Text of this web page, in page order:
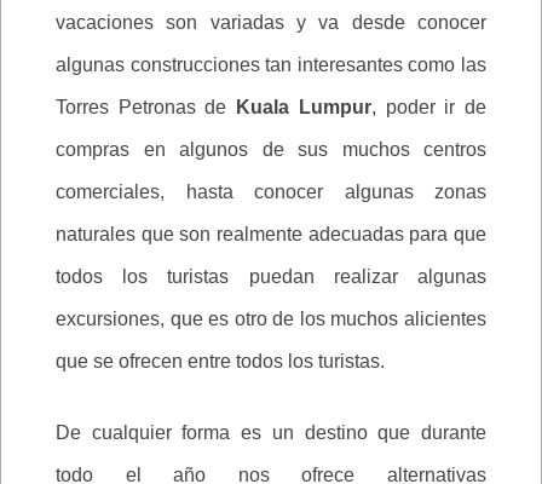
vacaciones son variadas y va desde conocer
algunas construcciones tan interesantes como las
Torres Petronas de Kuala Lumpur, poder ir de
compras en algunos de sus muchos centros
comerciales, hasta conocer algunas zonas
naturales que son realmente adecuadas para que
todos los turistas puedan realizar algunas
excursiones, que es otro de los muchos alicientes
que se ofrecen entre todos los turistas.
De cualquier forma es un destino que durante
todo el año nos ofrece alternativas